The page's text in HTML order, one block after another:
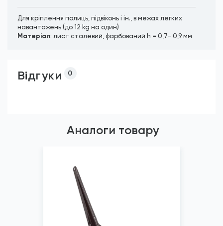
Для кріплення полиць, підвіконь і ін., в межах легких
навантажень (до 12 kg на один)
Матеріал: лист сталевий, фарбований h = 0,7- 0,9 мм
Відгуки 0
Аналоги товару